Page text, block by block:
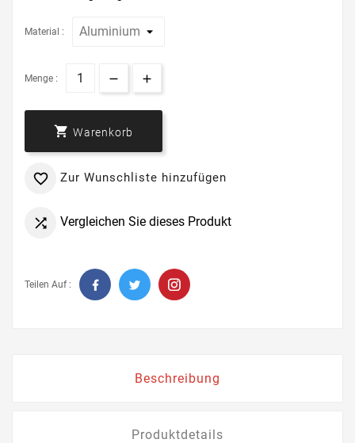
Material :
Menge :
 Warenkorb
 Zur Wunschliste hinzufügen
 Vergleichen Sie dieses Produkt
Teilen Auf :
Beschreibung
Produktdetails